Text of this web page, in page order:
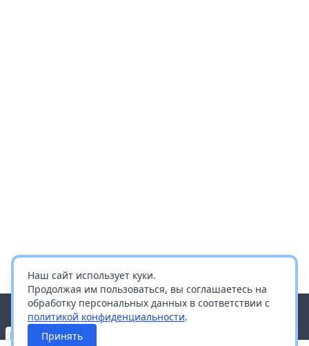
Наш сайт использует куки.
Продолжая им пользоваться, вы соглашаетесь на
обработку персональных данных в соответствии с
политикой конфиденциальности.
Принять